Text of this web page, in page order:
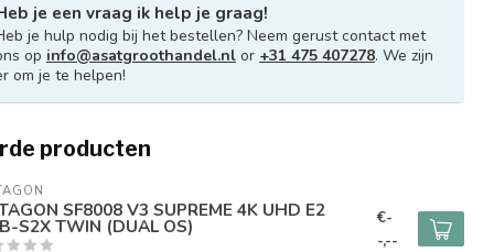
je een vraag ik help je graag!
je hulp nodig bij het bestellen? Neem gerust contact met
op info@asatgroothandel.nl or +31 475 407278. We zijn
om je te helpen!
producten
SF8008 V3 SUPREME 4K UHD E2
S2X TWIN (DUAL OS)
€-
-,--